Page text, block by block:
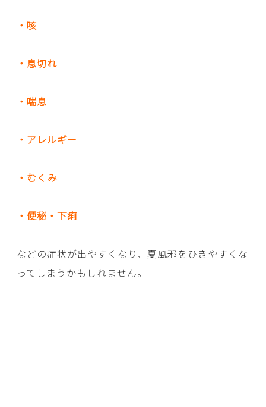
・咳
・息切れ
・喘息
・アレルギー
・むくみ
・便秘・下痢
などの症状が出やすくなり、夏風邪をひきやすくな
ってしまうかもしれません。